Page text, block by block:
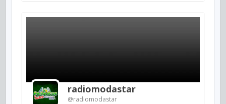
radiomodastar
@radiomodastar